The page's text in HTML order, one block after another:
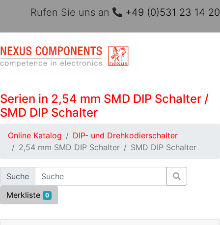
Rufen Sie uns an +49 (0)531 23 14 20
Serien in 2,54 mm SMD DIP Schalter /
SMD DIP Schalter
Online Katalog
DIP- und Drehkodierschalter
2,54 mm SMD DIP Schalter
SMD DIP Schalter
Suche
Merkliste
0